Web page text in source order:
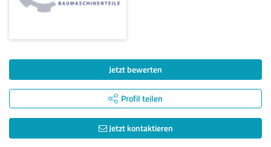
Jetzt bewerten
Profil teilen
Jetzt kontaktieren